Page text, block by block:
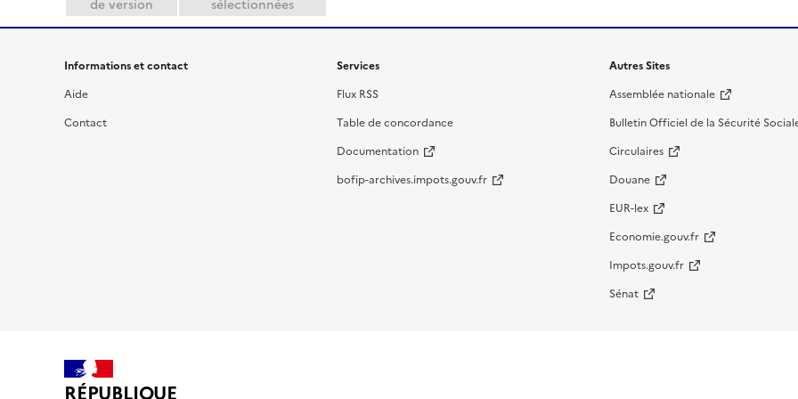
de version sélectionnées
Informations et contact
Aide
Contact
Services
Flux RSS
Table de concordance
Documentation
bofip-archives.impots.gouv.fr
Autres Sites
Assemblée nationale
Bulletin Officiel de la Sécurité
Circulaires
Douane
EUR-lex
Economie.gouv.fr
Impots.gouv.fr
Sénat
RÉPUBLIQUE